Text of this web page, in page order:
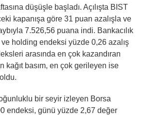
düşüşle başladı. Açılışta BIST
kapanışa göre 31 puan azalışla ve
7.526,56 puana indi. Bankacılık
holding endeksi yüzde 0,26 azalış
arasında en çok kazandıran
kağıt basım, en çok gerileyen ise
bir seyir izleyen Borsa
endeksi, günü yüzde 2,67 değer